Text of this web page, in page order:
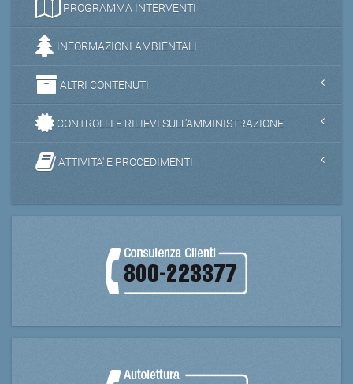
PROGRAMMA INTERVENTI
INFORMAZIONI AMBIENTALI
ALTRI CONTENUTI
CONTROLLI E RILIEVI SULL'AMMINISTRAZIONE
ATTIVITA' E PROCEDIMENTI